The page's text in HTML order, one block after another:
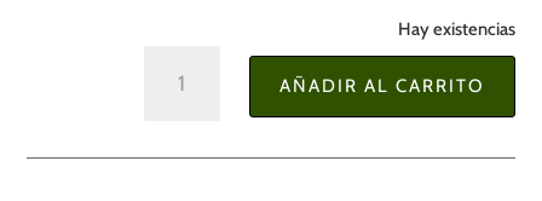
Hay existencias
41,5
AÑADIR AL CARRITO